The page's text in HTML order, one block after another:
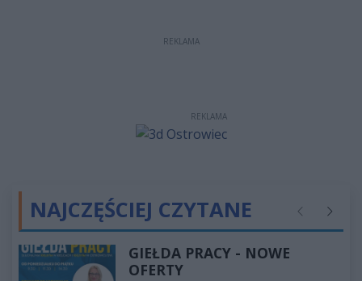
REKLAMA
REKLAMA
NAJCZĘŚCIEJ CZYTANE Poprzednie
GIEŁDA PRACY - NOWE
OFERTY